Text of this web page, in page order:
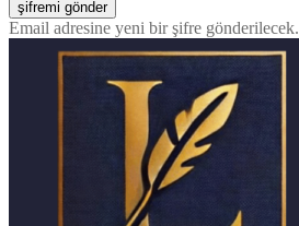
Email adresine yeni bir şifre gönderilecek.